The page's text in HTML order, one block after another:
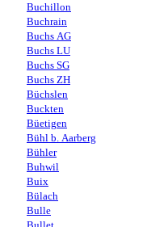
Buchillon
Buchrain
Buchs AG
Buchs LU
Buchs SG
Buchs ZH
Büchslen
Buckten
Büetigen
Bühl b. Aarberg
Bühler
Buhwil
Buix
Bülach
Bulle